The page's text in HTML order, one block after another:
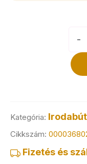
-
Kategória:
Cikkszám:
Fizetés és